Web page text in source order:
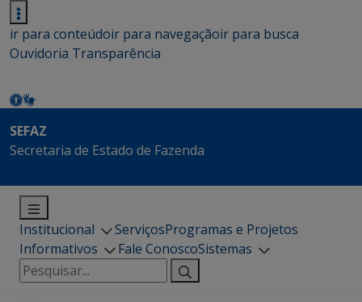
ir para conteúdoir para navegaçãoir para busca
Ouvidoria Transparência
SEFAZ
Secretaria de Estado de Fazenda
Institucional ServiçosProgramas e Projetos
Informativos
Fale ConoscoSistemas
Pesquisar
por: